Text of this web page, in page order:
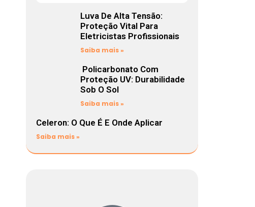
Luva De Alta Tensão:
Proteção Vital Para
Eletricistas Profissionais
Saiba mais »
Policarbonato Com
Proteção UV: Durabilidade
Sob O Sol
Saiba mais »
Celeron: O Que É E Onde Aplicar
Saiba mais »